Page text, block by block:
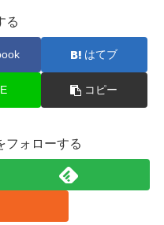
る
はてブ
コピー
フォローする